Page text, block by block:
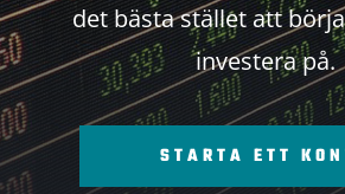
det bästa stället att
investera på.
STARTA ETT